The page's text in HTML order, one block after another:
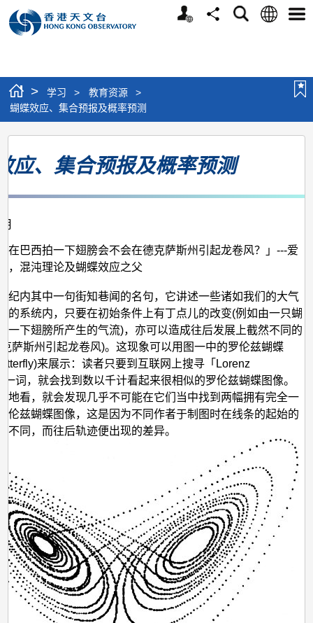
个
分
搜
语
选
> 学习 > 教育资源
>
蝴蝶效应、集合预报及概率预测
蝴
蝶
集
合
预
报
及
概
率
预
测
应、集合预报及概率预测
在巴西拍一下翅膀会不会在德克萨斯州引起龙卷风？」---爱
，混沌理论及蝴蝶效应之父
纪内其中一句街知巷闻的名句，它讲述一些诸如我们的大气
的系统内，只要在初始条件上有丁点儿的改变(例如由一只蝴
一下翅膀所产生的气流)，亦可以造成往后发展上截然不同的
萨斯州引起龙卷风)。这现象可以用图一中的罗伦兹蝴蝶
来展示：读者只要到互联网上搜寻「Lorenz
一词，就会找到数以千计看起来很相似的罗伦兹蝴蝶图像。
地看，就会发现几乎不可能在它们当中找到两幅拥有完全一
伦兹蝴蝶图像，这是因为不同作者于制图时在线条的起始的
不同，而往后轨迹便出现的差异。